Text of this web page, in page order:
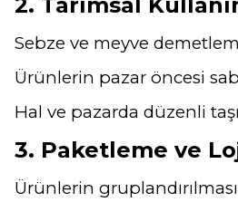
Sebze ve meyve
Ürünlerin pazar öncesi
Hal ve pazarda düzenli
3. Paketleme ve
Ürünlerin